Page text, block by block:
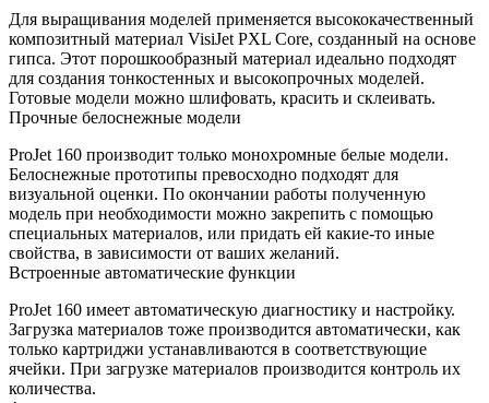
Для выращивания моделей применяется высококачественный
композитный материал VisiJet PXL Core, созданный на основе
гипса. Этот порошкообразный материал идеально подходят
для создания тонкостенных и высокопрочных моделей.
Готовые модели можно шлифовать, красить и склеивать.
Прочные белоснежные модели
ProJet 160 производит только монохромные белые модели.
Белоснежные прототипы превосходно подходят для
визуальной оценки. По окончании работы полученную
модель при необходимости можно закрепить с помощью
специальных материалов, или придать ей какие-то иные
свойства, в зависимости от ваших желаний.
Встроенные автоматические функции
ProJet 160 имеет автоматическую диагностику и настройку.
Загрузка материалов тоже производится автоматически, как
только картриджи устанавливаются в соответствующие
ячейки. При загрузке материалов производится контроль их
количества.